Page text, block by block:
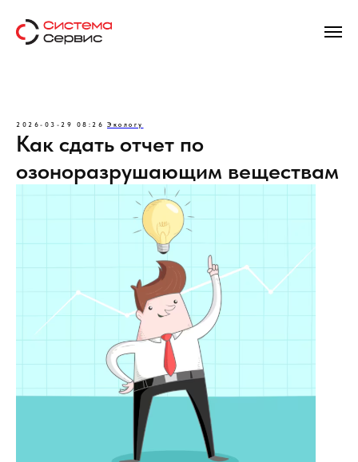
2026-03-29 08:26 Экологу
Как сдать отчет по
озоноразрушающим веществам